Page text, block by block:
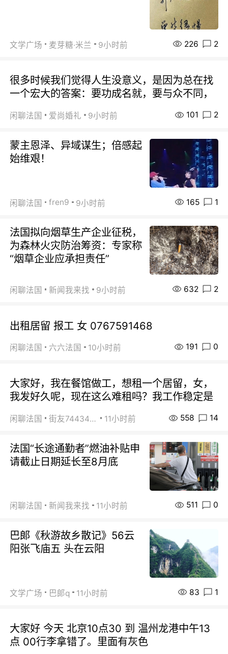
文学广场 麦芽糖·米兰 9小时前 226 2
很多时候我们觉得人生没意义，是因为总在找
一个宏大的答案：要功成名就，要与众不同，
闲聊法国 爱尚婚礼 9小时前 101 2
蒙主恩泽、异域谋生；倍感起
始维艰！
闲聊法国 fren9 9小时前 165 1
法国拟向烟草生产企业征税，
为森林火灾防治筹资：专家称
“烟草企业应承担责任”
闲聊法国 新闻我来找 9小时前 632 2
出租居留 报工 女 0767591468
闲聊法国 六六法国 10小时前 191 0
大家好，我在餐馆做工，想租一个居留，女，
我发好久呢，现在这么难租吗？我工作稳定是
闲聊法国 街友74434350 11小时前 558 14
法国“长途通勤者”燃油补贴申
请截止日期延长至8月底
闲聊法国 新闻我来找 11小时前 511 0
巴郞《秋游故乡散记》56云
阳张飞庙五 头在云阳
文学广场 巴郞q 11小时前 83 1
大家好 今天 北京10点30 到 温州龙港中午13
点 00行李拿错了。里面有灰色